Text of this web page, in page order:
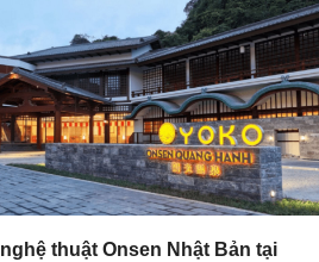
thuật Onsen Nhật Bản tại